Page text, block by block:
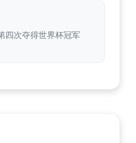
四次夺得世界杯冠军